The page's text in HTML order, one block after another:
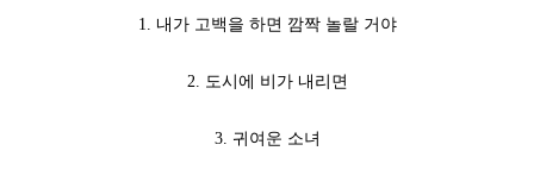
1. 내가 고백을 하면 깜짝 놀랄 거야
2. 도시에 비가 내리면
3. 귀여운 소녀